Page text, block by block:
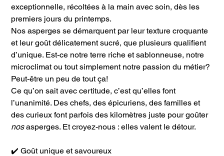
exceptionnelle, récoltées à la main avec soin, dès les
premiers jours du printemps.
Nos asperges se démarquent par leur texture croquante
et leur goût délicatement sucré, que plusieurs qualifient
d’unique. Est-ce notre terre riche et sablonneuse, notre
microclimat ou tout simplement notre passion du métier?
Peut-être un peu de tout ça!
Ce qu’on sait avec certitude, c’est qu’elles font
l’unanimité. Des chefs, des épicuriens, des familles et
des curieux font parfois des kilomètres juste pour goûter
nosasperges. Et croyez-nous : elles valent le détour.
✔️ Goût unique et savoureux